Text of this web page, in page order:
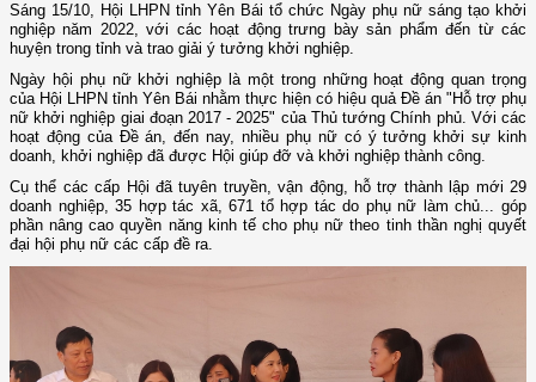
Sáng 15/10, Hội LHPN tỉnh Yên Bái tổ chức Ngày phụ nữ sáng tạo khởi
nghiệp năm 2022, với các hoạt động trưng bày sản phẩm đến từ các
huyện trong tỉnh và trao giải ý tưởng khởi nghiệp.
Ngày hội phụ nữ khởi nghiệp là một trong những hoạt động quan trọng
của Hội LHPN tỉnh Yên Bái nhằm thực hiện có hiệu quả Đề án "Hỗ trợ phụ
nữ khởi nghiệp giai đoạn 2017 - 2025" của Thủ tướng Chính phủ. Với các
hoạt động của Đề án, đến nay, nhiều phụ nữ có ý tưởng khởi sự kinh
doanh, khởi nghiệp đã được Hội giúp đỡ và khởi nghiệp thành công.
Cụ thể các cấp Hội đã tuyên truyền, vận động, hỗ trợ thành lập mới 29
doanh nghiệp, 35 hợp tác xã, 671 tổ hợp tác do phụ nữ làm chủ... góp
phần nâng cao quyền năng kinh tế cho phụ nữ theo tinh thần nghị quyết
đại hội phụ nữ các cấp đề ra.